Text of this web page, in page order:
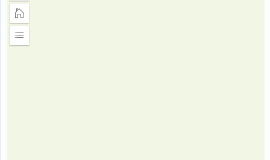
масштаб
Головна
сторінка
Розширити